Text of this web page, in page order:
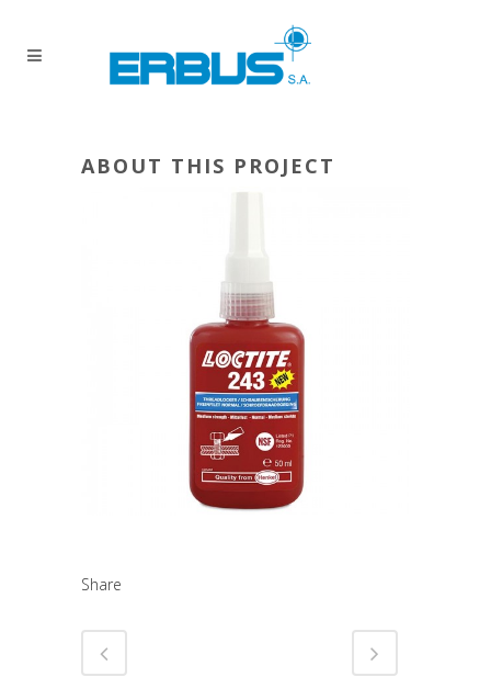
ABOUT THIS PROJECT
Share